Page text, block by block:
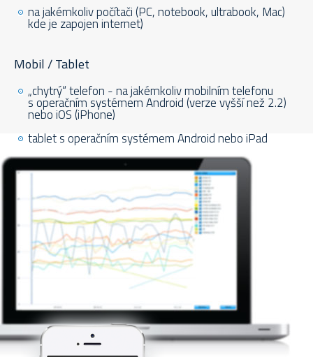
na jakémkoliv počítači (PC, notebook, ultrabook, Mac)
kde je zapojen internet)
Mobil / Tablet
„chytrý“ telefon - na jakémkoliv mobilním telefonu
s operačním systémem Android (verze vyšší než 2.2)
nebo iOS (iPhone)
tablet s operačním systémem Android nebo iPad